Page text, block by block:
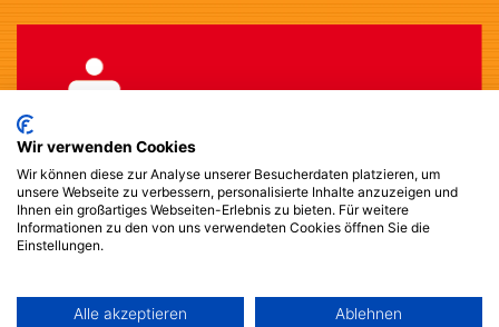
Wir verwenden Cookies
Wir können diese zur Analyse unserer Besucherdaten platzieren, um
unsere Webseite zu verbessern, personalisierte Inhalte anzuzeigen und
Ihnen ein großartiges Webseiten-Erlebnis zu bieten. Für weitere
Informationen zu den von uns verwendeten Cookies öffnen Sie die
Einstellungen.
Alle akzeptieren Ablehnen